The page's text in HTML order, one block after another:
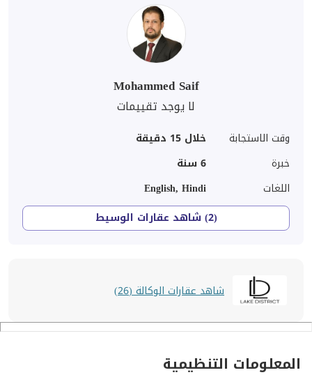
Mohammed Saif
لا يوجد تقييمات
وقت الاستجابة
خلال 15 دقيقة
خبرة
6 سنة
اللغات
English, Hindi
(2) شاهد عقارات الوسيط
شاهد عقارات الوكالة (26)
المعلومات التنظيمية